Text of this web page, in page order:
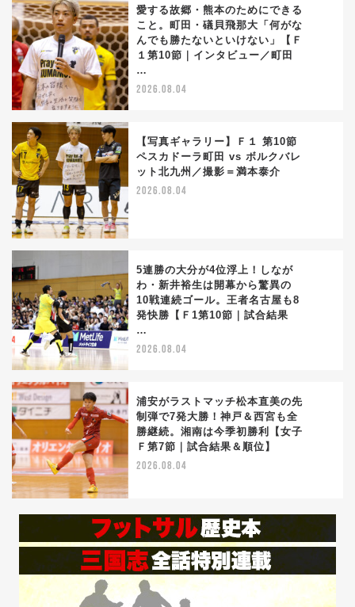
愛する故郷・熊本のためにできる
こと。町田・礒貝飛那大「何がな
んでも勝たないといけない」【Ｆ
１第10節｜インタビュー／町田
…
2026.08.04
【写真ギャラリー】Ｆ１ 第10節
ペスカドーラ町田 vs ボルクバレ
ット北九州／撮影＝満本泰介
2026.08.04
5連勝の大分が4位浮上！しなが
わ・新井裕生は開幕から驚異の
10戦連続ゴール。王者名古屋も8
発快勝【Ｆ1第10節｜試合結果
…
2026.08.04
浦安がラストマッチ松本直美の先
制弾で7発大勝！神戸＆西宮も全
勝継続。湘南は今季初勝利【女子
Ｆ第7節｜試合結果＆順位】
2026.08.04